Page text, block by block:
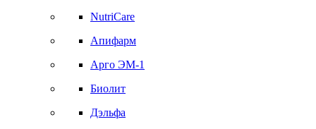
NutriCare
Апифарм
Арго ЭМ-1
Биолит
Дэльфа